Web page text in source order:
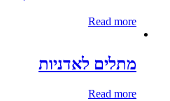
Read more
מתלים לאדניות
Read more